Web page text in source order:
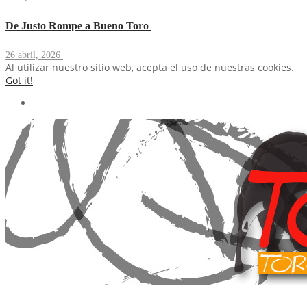
De Justo Rompe a Bueno Toro
26 abril, 2026
Al utilizar nuestro sitio web, acepta el uso de nuestras cookies.
Got it!